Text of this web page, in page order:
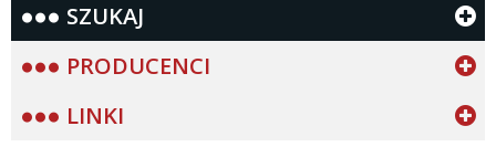
SZUKAJ
PRODUCENCI
LINKI